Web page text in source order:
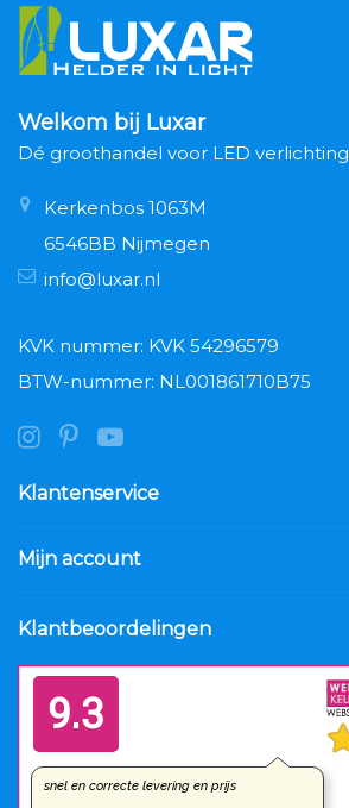
Welkom bij Luxar
Dé groothandel voor LED verlichting
Kerkenbos 1063M
6546BB Nijmegen
info@luxar.nl
KVK nummer: KVK 54296579
BTW-nummer: NL001861710B75
Klantenservice
Mijn account
Klantbeoordelingen